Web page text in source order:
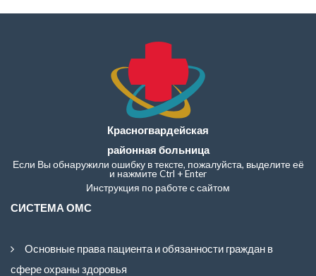
Красногвардейская
районная больница
Если Вы обнаружили ошибку в тексте, пожалуйста, выделите её
и нажмите Ctrl + Enter
Инструкция по работе с сайтом
СИСТЕМА ОМС
Основные права пациента и обязанности граждан в
сфере охраны здоровья